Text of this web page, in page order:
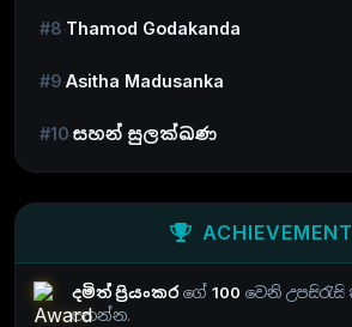
#8 Thamod Godakanda
#9 Asitha Madusanka
#10 සහන් සුලක්ඛණ
දමිත් ප්‍රියංකරගේ 100 වෙනි
පතන්න.